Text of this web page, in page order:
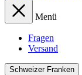
Menü
Fragen
Versand
Schweizer Franken